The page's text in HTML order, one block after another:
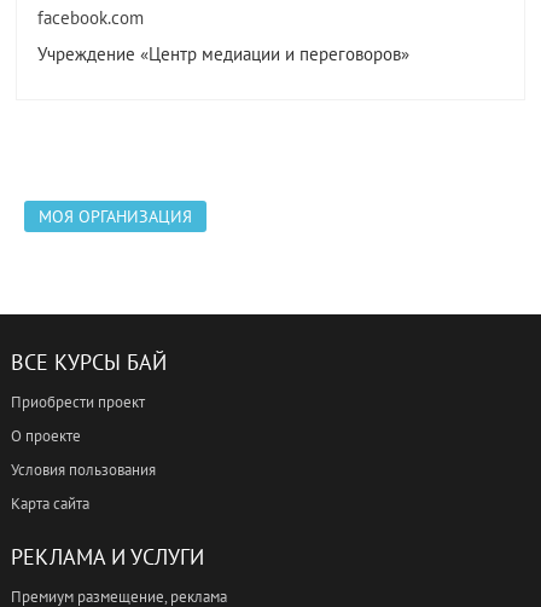
facebook.com
Учреждение «Центр медиации и переговоров»
МОЯ ОРГАНИЗАЦИЯ
ВСЕ КУРСЫ БАЙ
Приобрести проект
О проекте
Условия пользования
Карта сайта
РЕКЛАМА И УСЛУГИ
Премиум размещение, реклама